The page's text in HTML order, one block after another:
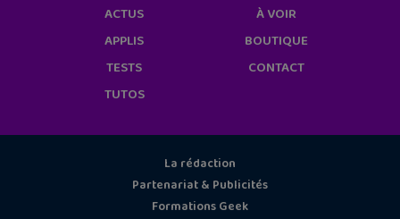
ACTUS
APPLIS
TESTS
TUTOS
À VOIR
BOUTIQUE
CONTACT
La rédaction
Partenariat & Publicités
Formations Geek